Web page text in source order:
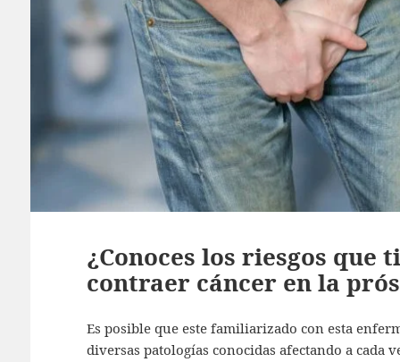
¿Conoces los riesgos que
contraer cáncer en la
Es posible que este familiarizado con esta
diversas patologías conocidas afectando a cada